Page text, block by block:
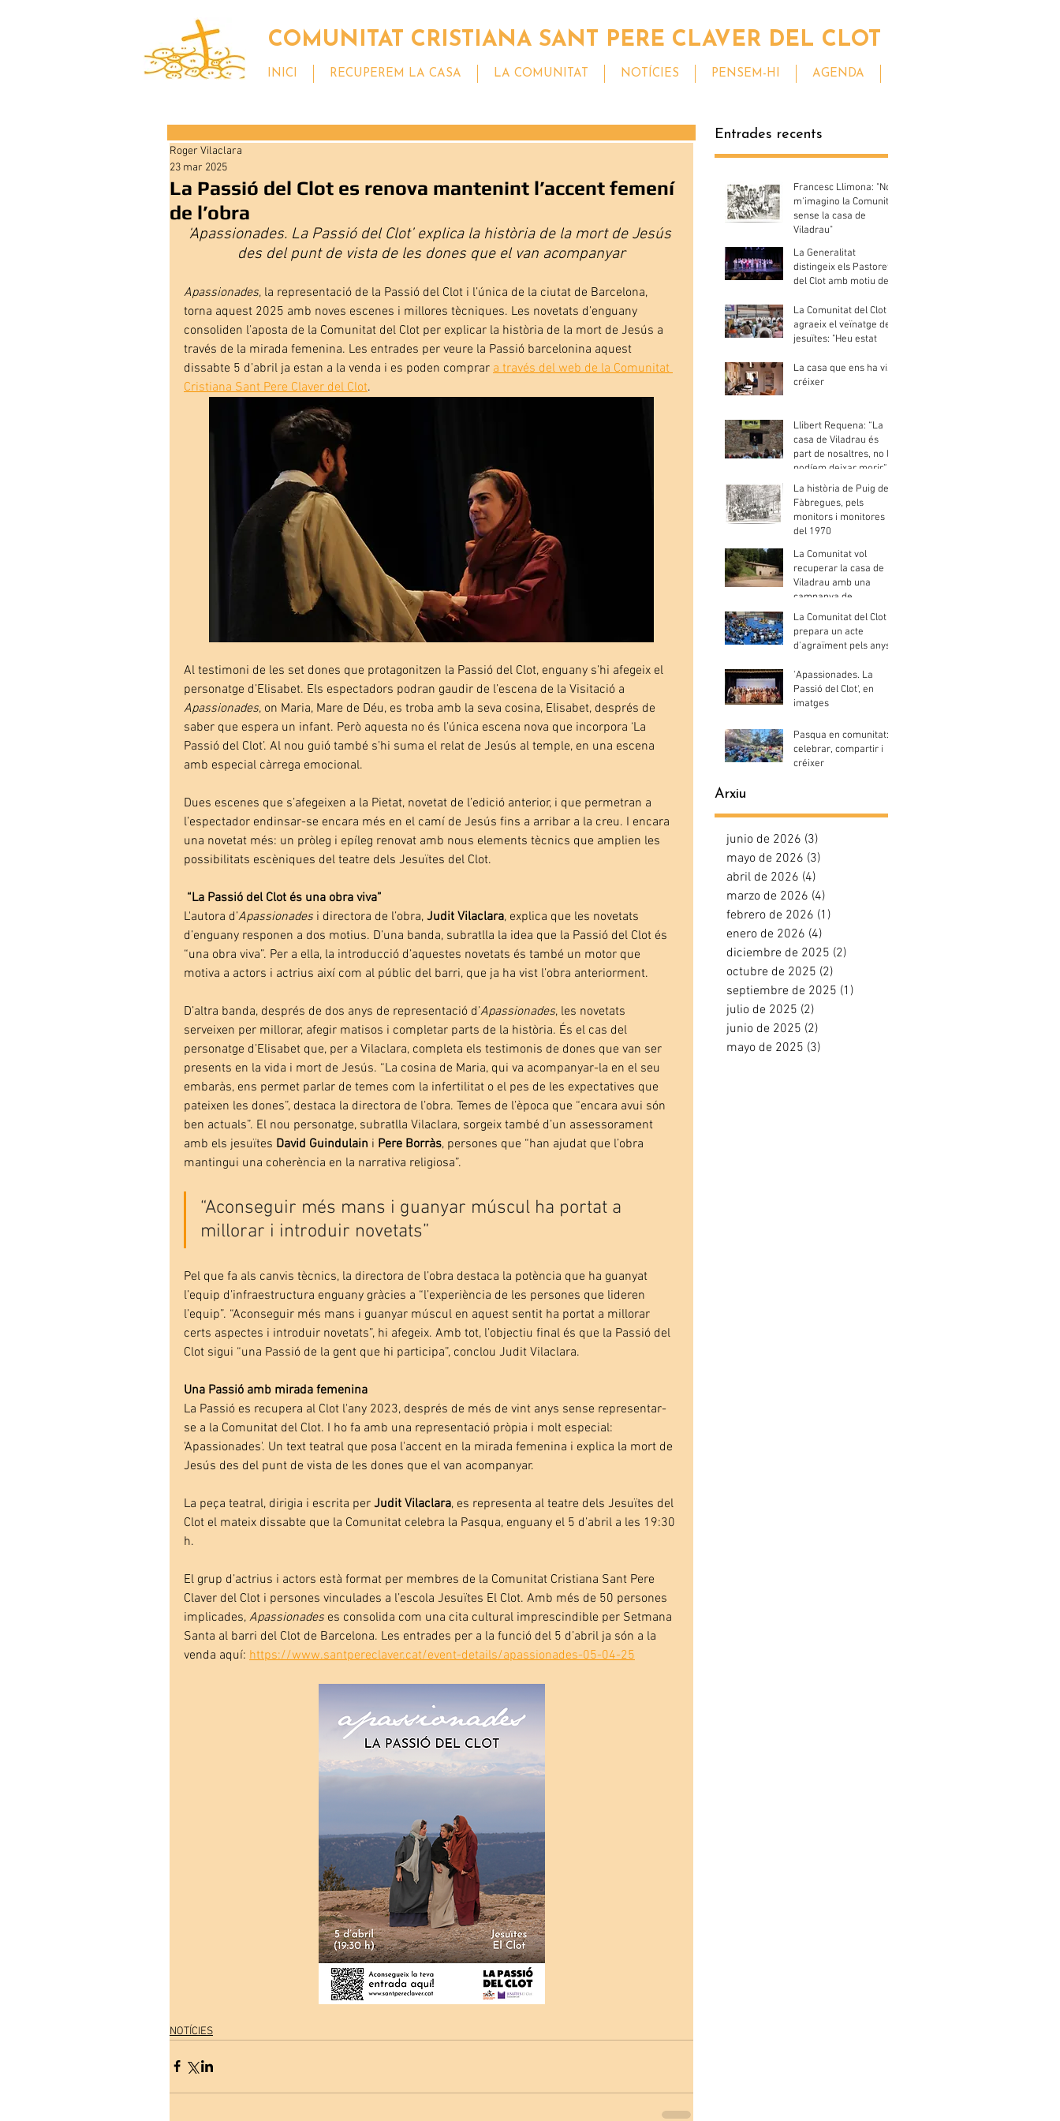
COMUNITAT CRISTIANA SANT PERE CLAVER DEL CLOT
INICI RECUPEREM LA CASA LA COMUNITAT NOTÍCIES PENSEM-HI AGENDA
La Passió del Clot es renova mantenint l’accent femení
de l’obra
Roger Vilaclara
23 mar 2025
‘Apassionades. La Passió del Clot’ explica la història de la mort de Jesús
des del punt de vista de les dones que el van acompanyar
Apassionades, la representació de la Passió del Clot i l’única de la ciutat de Barcelona,
torna aquest 2025 amb noves escenes i millores tècniques. Les novetats d’enguany
consoliden l’aposta de la Comunitat del Clot per explicar la història de la mort de Jesús a
través de la mirada femenina. Les entrades per veure la Passió barcelonina aquest
dissabte 5 d’abril ja estan a la venda i es poden comprar a través del web de la Comunitat
Cristiana Sant Pere Claver del Clot.
Al testimoni de les set dones que protagonitzen la Passió del Clot, enguany s’hi afegeix el
personatge d’Elisabet. Els espectadors podran gaudir de l’escena de la Visitació a
Apassionades, on Maria, Mare de Déu, es troba amb la seva cosina, Elisabet, després de
saber que espera un infant. Però aquesta no és l’única escena nova que incorpora ‘La
Passió del Clot’. Al nou guió també s’hi suma el relat de Jesús al temple, en una escena
amb especial càrrega emocional.
Dues escenes que s’afegeixen a la Pietat, novetat de l’edició anterior, i que permetran a
l’espectador endinsar-se encara més en el camí de Jesús fins a arribar a la creu. I encara
una novetat més: un pròleg i epíleg renovat amb nous elements tècnics que amplien les
possibilitats escèniques del teatre dels Jesuïtes del Clot.
“La Passió del Clot és una obra viva”
L'autora d’Apassionades i directora de l’obra, Judit Vilaclara, explica que les novetats
d’enguany responen a dos motius. D’una banda, subratlla la idea que la Passió del Clot és
“una obra viva”. Per a ella, la introducció d’aquestes novetats és també un motor que
motiva a actors i actrius així com al públic del barri, que ja ha vist l’obra anteriorment.
D’altra banda, després de dos anys de representació d’Apassionades, les novetats
serveixen per millorar, afegir matisos i completar parts de la història. És el cas del
personatge d’Elisabet que, per a Vilaclara, completa els testimonis de dones que van ser
presents en la vida i mort de Jesús. “La cosina de Maria, qui va acompanyar-la en el seu
embaràs, ens permet parlar de temes com la infertilitat o el pes de les expectatives que
pateixen les dones”, destaca la directora de l’obra. Temes de l’època que “encara avui són
ben actuals”. El nou personatge, subratlla Vilaclara, sorgeix també d’un assessorament
amb els jesuïtes David Guindulain i Pere Borràs, persones que “han ajudat que l’obra
mantingui una coherència en la narrativa religiosa”.
“Aconseguir més mans i guanyar múscul ha portat a
millorar i introduir novetats”
Pel que fa als canvis tècnics, la directora de l’obra destaca la potència que ha guanyat
l’equip d’infraestructura enguany gràcies a “l’experiència de les persones que lideren
l’equip”. “Aconseguir més mans i guanyar múscul en aquest sentit ha portat a millorar
certs aspectes i introduir novetats”, hi afegeix. Amb tot, l’objectiu final és que la Passió del
Clot sigui “una Passió de la gent que hi participa”, conclou Judit Vilaclara.
Una Passió amb mirada femenina
La Passió es recupera al Clot l'any 2023, després de més de vint anys sense representar-
se a la Comunitat del Clot. I ho fa amb una representació pròpia i molt especial:
'Apassionades'. Un text teatral que posa l'accent en la mirada femenina i explica la mort de
Jesús des del punt de vista de les dones que el van acompanyar.
La peça teatral, dirigia i escrita per Judit Vilaclara, es representa al teatre dels Jesuïtes del
Clot el mateix dissabte que la Comunitat celebra la Pasqua, enguany el 5 d’abril a les 19:30
h.
El grup d’actrius i actors està format per membres de la Comunitat Cristiana Sant Pere
Claver del Clot i persones vinculades a l’escola Jesuïtes El Clot. Amb més de 50 persones
implicades, Apassionades es consolida com una cita cultural imprescindible per Setmana
Santa al barri del Clot de Barcelona. Les entrades per a la funció del 5 d’abril ja són a la
venda aquí: https://www.santpereclaver.cat/event-details/apassionades-05-04-25
NOTÍCIES
Entrades recents
Francesc Llimona: "No
m'imagino la Comunitat
sense la casa de
Viladrau"
La Generalitat
distingeix els Pastorets
del Clot amb motiu del
La Comunitat del Clot
agraeix el veïnatge dels
jesuïtes: "Heu estat
La casa que ens ha vist
créixer
Llibert Requena: “La
casa de Viladrau és
part de nosaltres, no la
podíem deixar morir”
La història de Puig de
Fàbregues, pels
monitors i monitores
del 1970
La Comunitat vol
recuperar la casa de
Viladrau amb una
campanya de
mecenatge
La Comunitat del Clot
prepara un acte
d'agraïment pels anys
barri
'Apassionades. La
Passió del Clot', en
imatges
Pasqua en comunitat:
celebrar, compartir i
créixer
Arxiu
junio de 2026 (3)
mayo de 2026 (3)
abril de 2026 (4)
marzo de 2026 (4)
febrero de 2026 (1)
enero de 2026 (4)
diciembre de 2025 (2)
octubre de 2025 (2)
septiembre de 2025 (1)
julio de 2025 (2)
junio de 2025 (2)
mayo de 2025 (3)